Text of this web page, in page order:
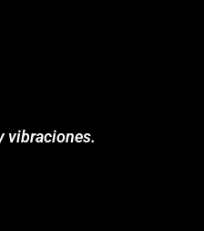
vibraciones.